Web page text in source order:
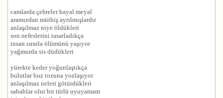
camlarda çehreler hayal meyal
aramızdan müthiş ayrılmışlardır
anlaşılmaz niye öldükleri
son nefeslerini tasarladıkça
insan ısrarla ölümünü yaşıyor
yağmurda sis düdükleri
yürekte keder yoğunlaştıkça
bulutlar buz tozuna yozlaşıyor
anlaşılmaz neleri götürdükleri
sabahlar olur bir türlü uyuyamam